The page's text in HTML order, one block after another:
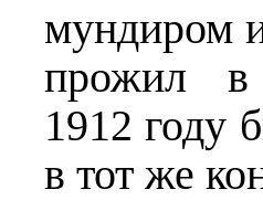
мундиром
прожил в
1912 году
в тот же